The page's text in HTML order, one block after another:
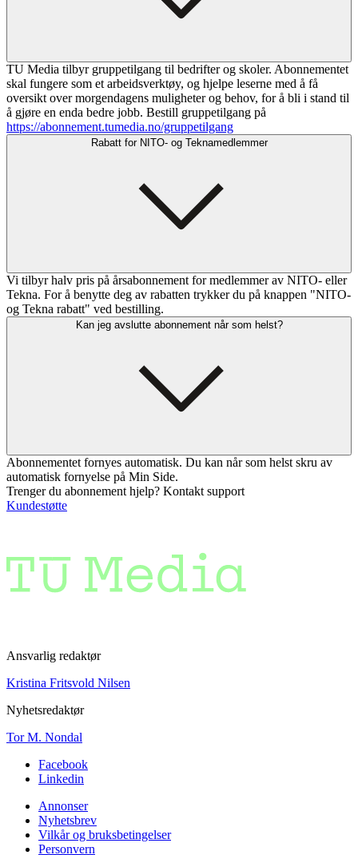
TU Media tilbyr gruppetilgang til bedrifter og skoler. Abonnementet
skal fungere som et arbeidsverktøy, og hjelpe leserne med å få
oversikt over morgendagens muligheter og behov, for å bli i stand til
å gjøre en enda bedre jobb. Bestill gruppetilgang på
https://abonnement.tumedia.no/gruppetilgang
Rabatt for NITO- og Teknamedlemmer
Vi tilbyr halv pris på årsabonnement for medlemmer av NITO- eller
Tekna. For å benytte deg av rabatten trykker du på knappen "NITO-
og Tekna rabatt" ved bestilling.
Kan jeg avslutte abonnement når som helst?
Abonnementet fornyes automatisk. Du kan når som helst skru av
automatisk fornyelse på Min Side.
Trenger du abonnement hjelp? Kontakt support
Kundestøtte
Ansvarlig redaktør
Kristina Fritsvold Nilsen
Nyhetsredaktør
Tor M. Nondal
Facebook
Linkedin
Annonser
Nyhetsbrev
Vilkår og bruksbetingelser
Personvern